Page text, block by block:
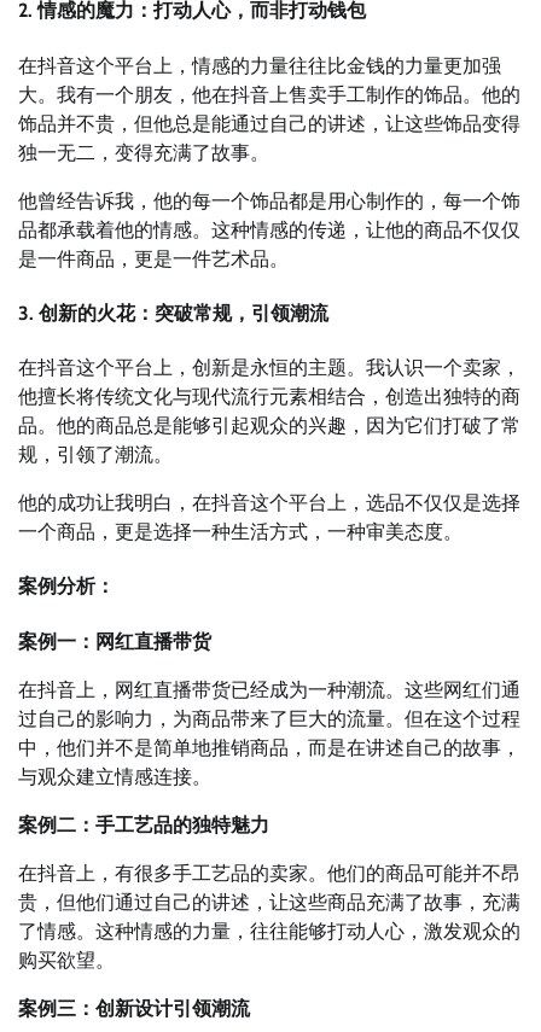
2. 情感的魔力：打动人心，而非打动钱包
在抖音这个平台上，情感的力量往往比金钱的力量更加强
大。我有一个朋友，他在抖音上售卖手工制作的饰品。他的
饰品并不贵，但他总是能通过自己的讲述，让这些饰品变得
独一无二，变得充满了故事。
他曾经告诉我，他的每一个饰品都是用心制作的，每一个饰
品都承载着他的情感。这种情感的传递，让他的商品不仅仅
是一件商品，更是一件艺术品。
3. 创新的火花：突破常规，引领潮流
在抖音这个平台上，创新是永恒的主题。我认识一个卖家，
他擅长将传统文化与现代流行元素相结合，创造出独特的商
品。他的商品总是能够引起观众的兴趣，因为它们打破了常
规，引领了潮流。
他的成功让我明白，在抖音这个平台上，选品不仅仅是选择
一个商品，更是选择一种生活方式，一种审美态度。
案例分析：
案例一：网红直播带货
在抖音上，网红直播带货已经成为一种潮流。这些网红们通
过自己的影响力，为商品带来了巨大的流量。但在这个过程
中，他们并不是简单地推销商品，而是在讲述自己的故事，
与观众建立情感连接。
案例二：手工艺品的独特魅力
在抖音上，有很多手工艺品的卖家。他们的商品可能并不昂
贵，但他们通过自己的讲述，让这些商品充满了故事，充满
了情感。这种情感的力量，往往能够打动人心，激发观众的
购买欲望。
案例三：创新设计引领潮流